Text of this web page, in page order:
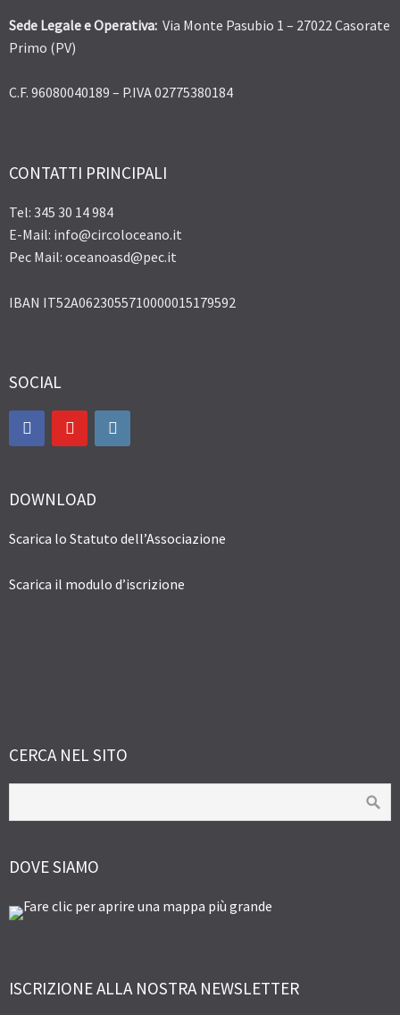
Sede Legale e Operativa: Via Monte Pasubio 1 – 27022 Casorate
Primo (PV)
C.F. 96080040189 – P.IVA 02775380184
CONTATTI PRINCIPALI
Tel: 345 30 14 984
E-Mail: info@circoloceano.it
Pec Mail: oceanoasd@pec.it
IBAN IT52A0623055710000015179592
SOCIAL
DOWNLOAD
Scarica lo Statuto dell’Associazione
Scarica il modulo d’iscrizione
CERCA NEL SITO
DOVE SIAMO
ISCRIZIONE ALLA NOSTRA NEWSLETTER